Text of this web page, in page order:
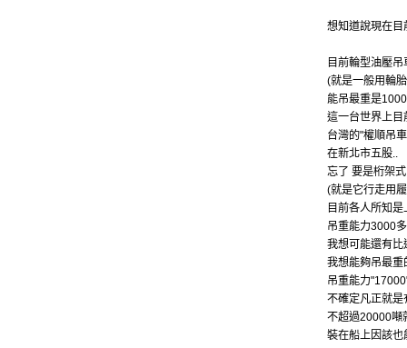
想知道說現在目
目前輪型油壓吊
(就是一般用輪
能吊最重是
這一台世界上目
台灣的"權順吊
在新北市五股..
忘了 要是桁架
(就是它行走用
目前各人所知
吊重能力3000
我想可能還有比
我想能夠吊最重
吊重能力
不確定凡正就
不超過20000噸
裝在船上因該也